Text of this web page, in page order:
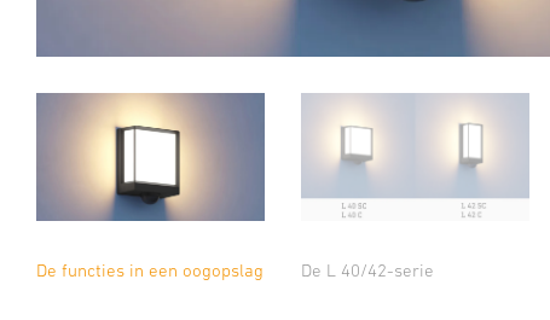
De functies in een oogopslag De L 40/42-serie